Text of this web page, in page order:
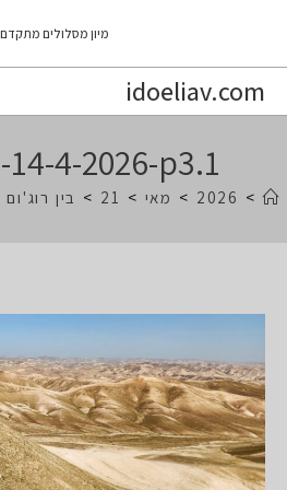
content
מיון מסלולים מתקדם
idoeliav.com
4-2026-p3.1
>
2026
> מאי >
21
> בין